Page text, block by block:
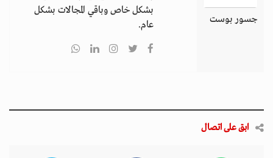
جسور بوست
بشكل خاص وباقي المجالات بشكل
عام.
ابق على اتصال